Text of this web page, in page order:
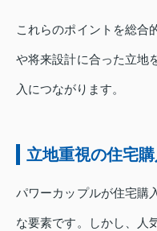
これらのポイントを総合
や将来設計に合った立地
入につながります。
立地重視の住宅
パワーカップルが住宅購
な要素です。しかし、人